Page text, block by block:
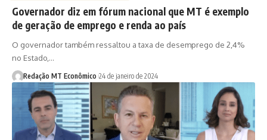
Governador diz em fórum nacional que MT é exemplo
de geração de emprego e renda ao país
O governador também ressaltou a taxa de desemprego de 2,4%
no Estado,…
Redação MT Econômico 24 de janeiro de 2024